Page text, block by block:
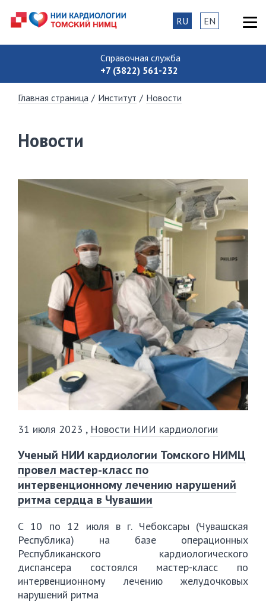
Справочная служба
+7 (3822) 561-232
RU EN
Главная страница / Институт / Новости
Новости
31 июля 2023 , Новости НИИ кардиологии
Ученый НИИ кардиологии Томского НИМЦ
провел мастер-класс по
интервенционному лечению нарушений
ритма сердца в Чувашии
С 10 по 12 июля в г. Чебоксары (Чувашская
Республика) на базе операционных
Республиканского кардиологического
диспансера состоялся мастер-класс по
интервенционному лечению желудочковых
нарушений ритма